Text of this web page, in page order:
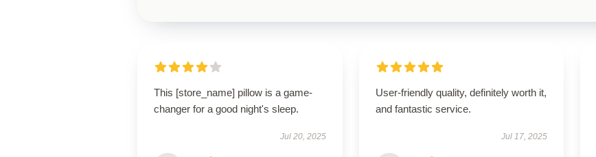
This [store_name] pillow is a game-
changer for a good night's sleep.
Jul 20, 2025
User-friendly quality, definitely worth it,
and fantastic service.
Jul 17, 2025